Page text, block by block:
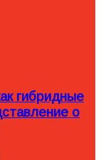
гибридные
о